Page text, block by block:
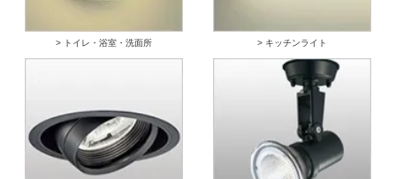
> トイレ・浴室・洗面所 > キッチンライト